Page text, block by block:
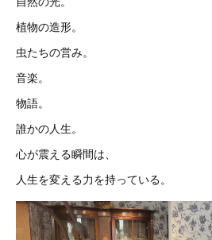
植物の造形。
虫たちの営み。
音楽。
物語。
誰かの人生。
心が震える瞬間は、
人生を変える力を持っている。